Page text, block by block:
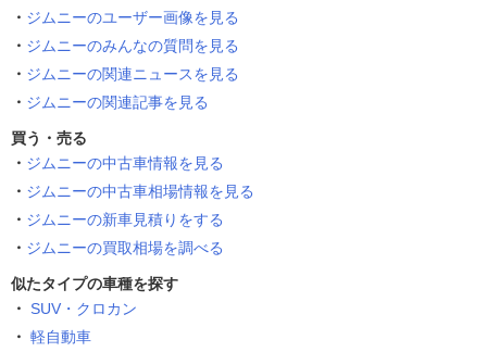
ジムニーのユーザー画像を見る
ジムニーのみんなの質問を見る
ジムニーの関連ニュースを見る
ジムニーの関連記事を見る
買う・売る
ジムニーの中古車情報を見る
ジムニーの中古車相場情報を見る
ジムニーの新車見積りをする
ジムニーの買取相場を調べる
似たタイプの車種を探す
SUV・クロカン
軽自動車